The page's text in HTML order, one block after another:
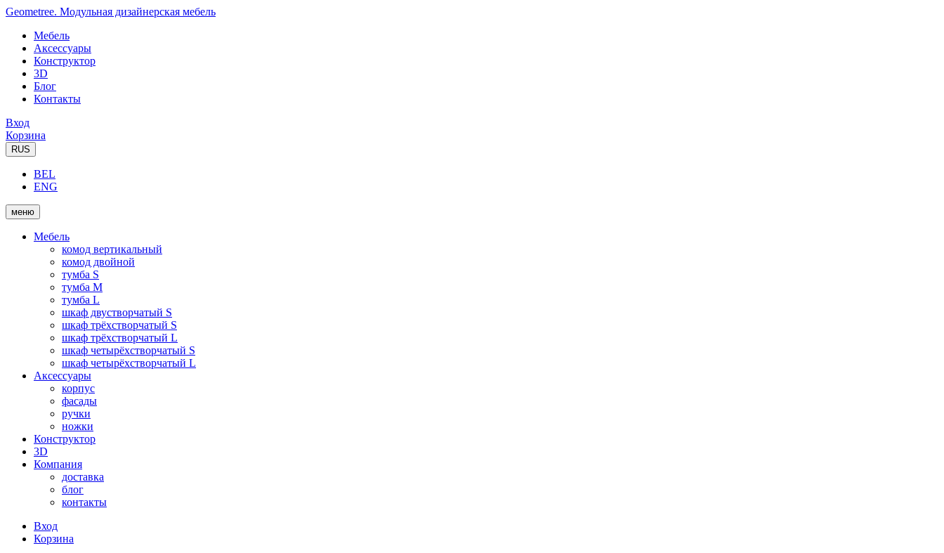
Geometree. Модульная дизайнерская мебель
Мебель
Аксессуары
Конструктор
3D
Блог
Контакты
Вход
Корзина
RUS
BEL
ENG
меню
Мебель
комод вертикальный
комод двойной
тумба S
тумба M
тумба L
шкаф двустворчатый S
шкаф трёхстворчатый S
шкаф трёхстворчатый L
шкаф четырёхстворчатый S
шкаф четырёхстворчатый L
Аксессуары
корпус
фасады
ручки
ножки
Конструктор
3D
Компания
доставка
блог
контакты
Вход
Корзина